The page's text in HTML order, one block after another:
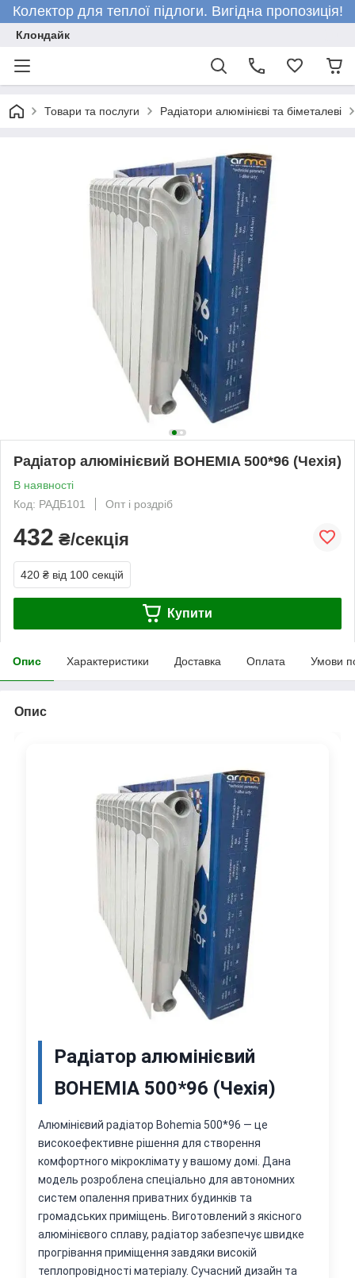
Колектор для теплої підлоги. Вигідна пропозиція!
Клондайк
Товари та послуги Радіатори алюмінієві та біметалеві
Радіатор алюмінієвий BOHEMIA 500*96 (Чехія)
В наявності
Код: РАДБ101
Опт і роздріб
432 ₴/секція
420 ₴ від 100 секцій
Купити
Опис Характеристики Доставка Оплата Умови
Опис
Радіатор алюмінієвий
BOHEMIA 500*96 (Чехія)
Алюмінієвий радіатор Bohemia 500*96 — це
високоефективне рішення для створення
комфортного мікроклімату у вашому домі. Дана
модель розроблена спеціально для автономних
систем опалення приватних будинків та
громадських приміщень. Виготовлений з якісного
алюмінієвого сплаву, радіатор забезпечує швидке
прогрівання приміщення завдяки високій
теплопровідності матеріалу. Сучасний дизайн та